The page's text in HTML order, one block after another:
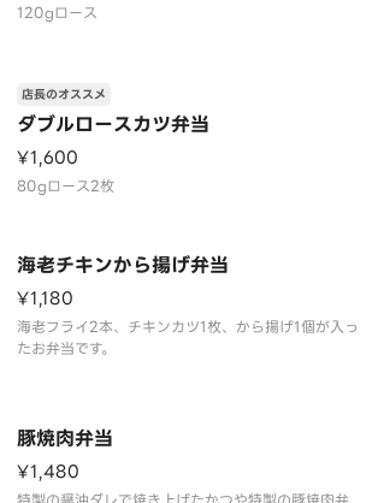
120gロース
ダブルロースカツ弁当
店長のオススメ
¥1,600
80gロース2枚
海老チキンから揚げ弁当
¥1,180
海老フライ2本、チキンカツ1枚、から揚げ1個が入っ
たお弁当です。
豚焼肉弁当
¥1,480